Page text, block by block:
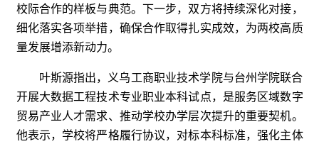
校际合作的样板与典范。下一步，双方将持续深化对接，
细化落实各项举措，确保合作取得扎实成效，为两校高质
量发展增添新动力。
叶斯源指出，义乌工商职业技术学院与台州学院联合
开展大数据工程技术专业职业本科试点，是服务区域数字
贸易产业人才需求、推动学校办学层次提升的重要契机。
他表示，学校将严格履行协议，对标本科标准，强化主体